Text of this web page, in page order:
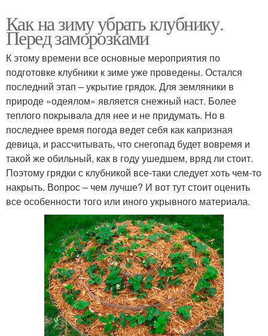
Как на зиму убрать клубнику.
Перед заморозками
К этому времени все основные мероприятия по
подготовке клубники к зиме уже проведены. Остался
последний этап – укрытие грядок. Для земляники в
природе «одеялом» является снежный наст. Более
теплого покрывала для нее и не придумать. Но в
последнее время погода ведет себя как капризная
девица, и рассчитывать, что снегопад будет вовремя и
такой же обильный, как в году ушедшем, вряд ли стоит.
Поэтому грядки с клубникой все-таки следует хоть чем-то
накрыть. Вопрос – чем лучше? И вот тут стоит оценить
все особенности того или иного укрывного материала.